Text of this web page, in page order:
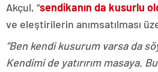
Akçul, “sendikanın da kusurlu
ve eleştirilerin anımsatılması
“Ben kendi kusurum varsa da
Kendimi de yatırırım masaya.